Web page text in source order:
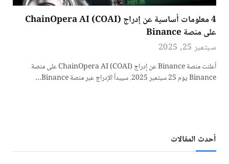
4 معلومات أساسية عن إدراج ChainOpera AI (COAI)
على منصة Binance
سبتمبر 25, 2025
أعلنت منصة Binance عن إدراج ChainOpera AI (COAI) على منصة
Binance يوم 25 سبتمبر 2025. سيبدأ الإدراج عبر منصة Binance…
أحدث المقالات